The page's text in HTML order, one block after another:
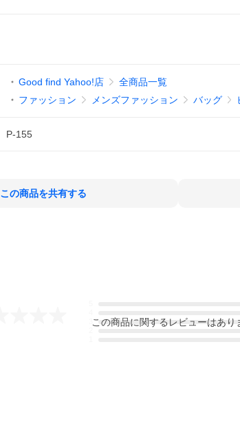
Good find Yahoo!店
全商品一覧
ファッション
メンズファッション バッグ
P-155
この商品を共有する
この商品に関するレビューはあり